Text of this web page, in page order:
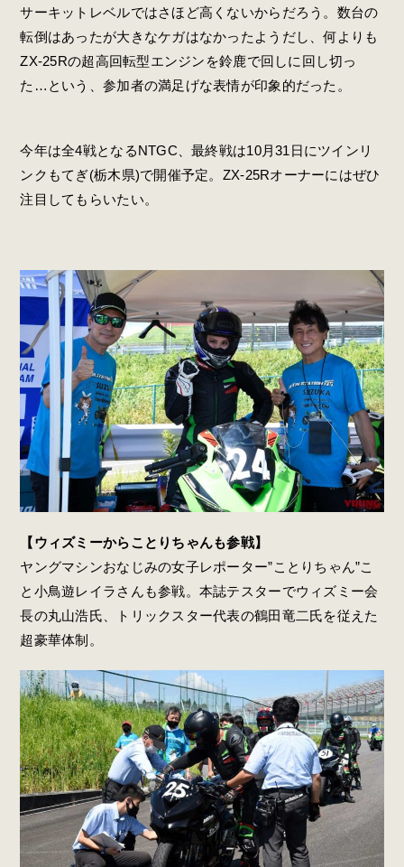
サーキットレベルではさほど高くないからだろう。数台の
転倒はあったが大きなケガはなかったようだし、何よりも
ZX-25Rの超高回転型エンジンを鈴鹿で回しに回し切っ
た…という、参加者の満足げな表情が印象的だった。
今年は全4戦となるNTGC、最終戦は10月31日にツインリ
ンクもてぎ(栃木県)で開催予定。ZX-25Rオーナーにはぜひ
注目してもらいたい。
【ウィズミーからことりちゃんも参戦】
ヤングマシンおなじみの女子レポーター”ことりちゃん”こ
と小鳥遊レイラさんも参戦。本誌テスターでウィズミー会
長の丸山浩氏、トリックスター代表の鶴田竜二氏を従えた
超豪華体制。